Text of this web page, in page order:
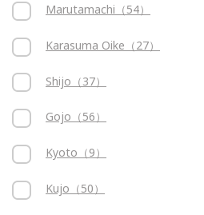
Marutamachi（54）
Karasuma Oike（27）
Shijo（37）
Gojo（56）
Kyoto（9）
Kujo（50）